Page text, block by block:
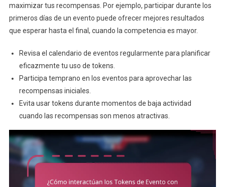
maximizar tus recompensas. Por ejemplo, participar durante los
primeros días de un evento puede ofrecer mejores resultados
que esperar hasta el final, cuando la competencia es mayor.
Revisa el calendario de eventos regularmente para planificar
eficazmente tu uso de tokens.
Participa temprano en los eventos para aprovechar las
recompensas iniciales.
Evita usar tokens durante momentos de baja actividad
cuando las recompensas son menos atractivas.